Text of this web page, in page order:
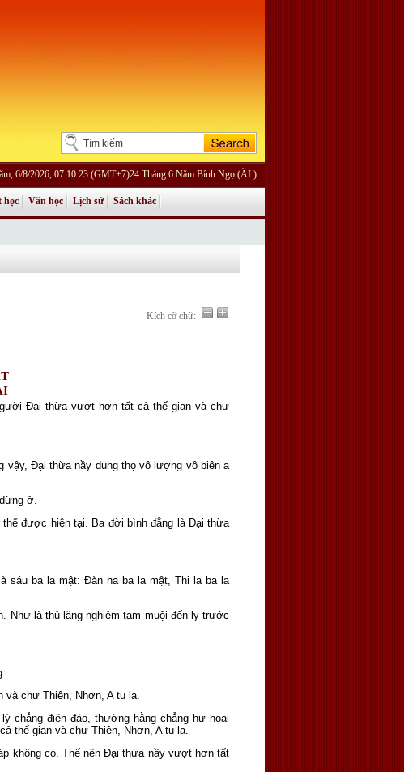
6/8/2026, 07:10:23 (GMT+7)24 Tháng 6 Năm Bính Ngọ (ÂL)
học Văn học Lịch sử Sách khác
Kích cỡ chữ:
Ðại thừa vượt hơn tất cả thế gian và chư
vậy, Ðại thừa nầy dung thọ vô lượng vô biên a
ở.
được hiện tại. Ba đời bình đẳng là Ðại thừa
ba la mật: Ðàn na ba la mật, Thi la ba la
Như là thủ lăng nghiêm tam muội đến ly trước
chư Thiên, Nhơn, A tu la.
chẳng điên đảo, thường hằng chẳng hư hoại
thế gian và chư Thiên, Nhơn, A tu la.
không có. Thế nên Ðại thừa nầy vượt hơn tất